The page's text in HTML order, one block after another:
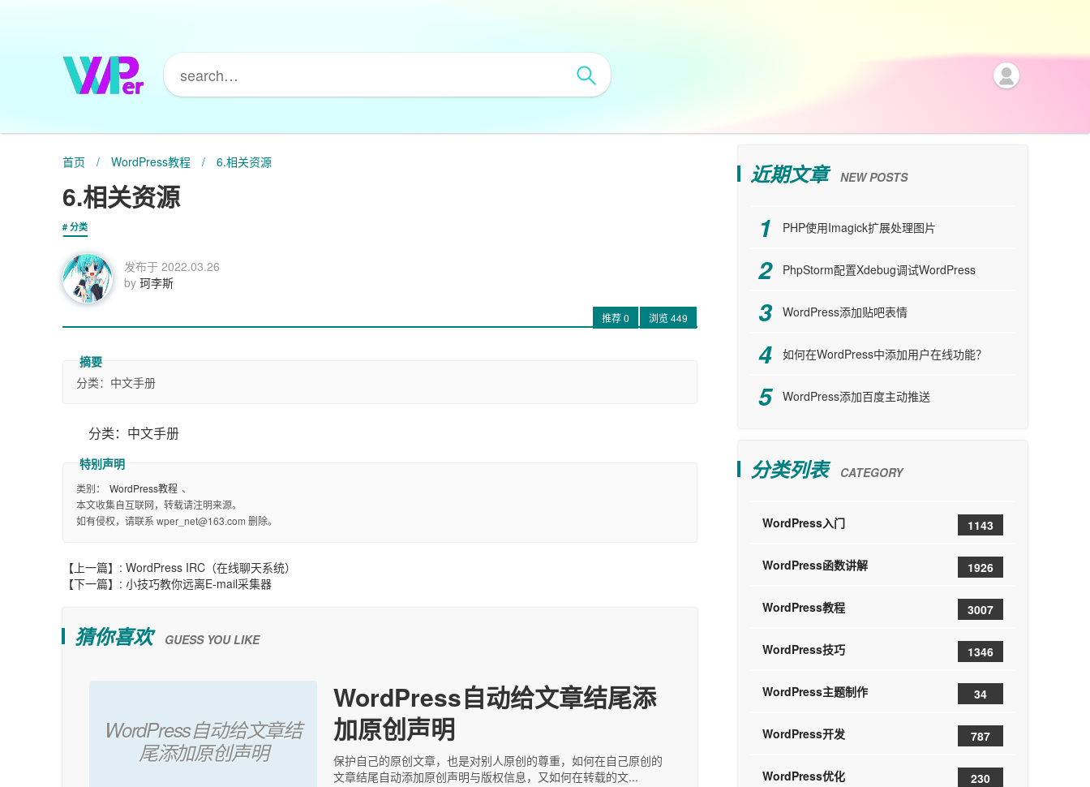
首页 / WordPress教程 / 6.相关资源
6.相关资源
分类
发布于 2022.03.26
by 珂李斯
推荐0 浏览449
分类：中文手册
分类：中文手册
类别： WordPress教程 、
本文收集自互联网，转载请注明来源。
如有侵权，请联系 wper_net@163.com 删除。
【上一篇】: WordPress IRC（在线聊天系统）
【下一篇】: 小技巧教你远离E-mail采集器
猜你喜欢 GUESS YOU LIKE
WordPress自动给文章结
尾添加原创声明
WordPress自动给文章结尾添
加原创声明
保护自己的原创文章，也是对别人原创的尊重，如何在自己原创的
文章结尾自动添加原创声明与版权信息，又如何在转载的文...
近期文章 NEW POSTS
PHP使用Imagick扩展处理图片
PhpStorm配置Xdebug调试WordPress
WordPress添加贴吧表情
如何在WordPress中添加用户在线功能？
WordPress添加百度主动推送
分类列表 CATEGORY
WordPress入门 1143
WordPress函数讲解 1926
WordPress教程 3007
WordPress技巧 1346
WordPress主题制作 34
WordPress开发 787
WordPress优化 230